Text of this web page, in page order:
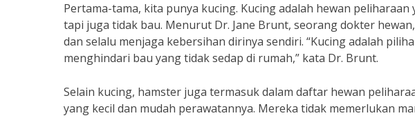
Pertama-tama, kita punya kucing. Kucing adalah hewan
tapi juga tidak bau. Menurut Dr. Jane Brunt, seorang dokter
dan selalu menjaga kebersihan dirinya sendiri. “Kucing adalah
menghindari bau yang tidak sedap di rumah,” kata Dr. Brunt.
Selain kucing, hamster juga termasuk dalam daftar hewan
yang kecil dan mudah perawatannya. Mereka tidak memerlukan